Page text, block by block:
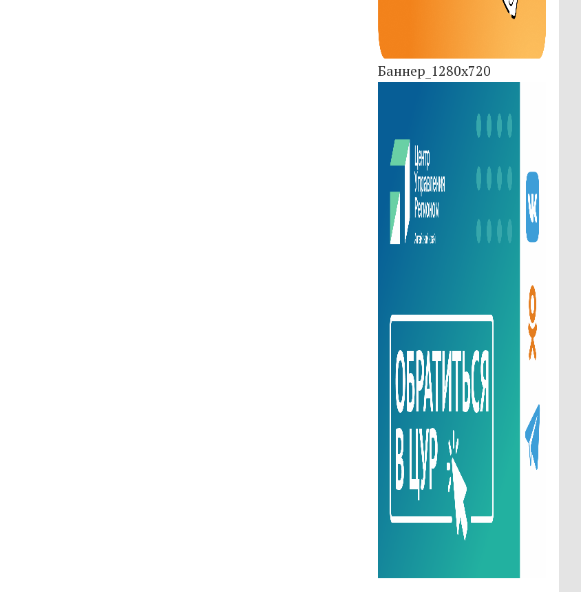
Баннер_1280x720